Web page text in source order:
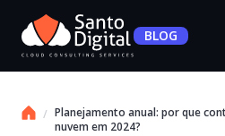
BLOG
Planejamento anual: por que
nuvem em 2024?